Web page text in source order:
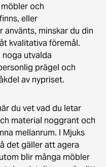
och
eller
minskar du din
kvalitativa föremål.
utvalda
prägel och
av nypriset.
du vet vad du letar
material noggrant och
mellanrum. I Mjuks
det gäller att agera
blir många möbler